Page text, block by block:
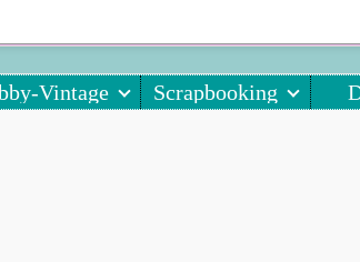
Vintage Scrapbooking